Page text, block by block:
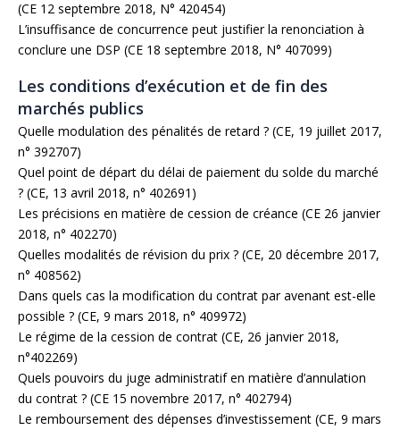
(CE 12 septembre 2018, N° 420454)
L’insuffisance de concurrence peut justifier la renonciation à
conclure une DSP (CE 18 septembre 2018, N° 407099)
Les conditions d’exécution et de fin des
marchés publics
Quelle modulation des pénalités de retard ? (CE, 19 juillet 2017,
n° 392707)
Quel point de départ du délai de paiement du solde du marché
? (CE, 13 avril 2018, n° 402691)
Les précisions en matière de cession de créance (CE 26 janvier
2018, n° 402270)
Quelles modalités de révision du prix ? (CE, 20 décembre 2017,
n° 408562)
Dans quels cas la modification du contrat par avenant est-elle
possible ? (CE, 9 mars 2018, n° 409972)
Le régime de la cession de contrat (CE, 26 janvier 2018,
n°402269)
Quels pouvoirs du juge administratif en matière d’annulation
du contrat ? (CE 15 novembre 2017, n° 402794)
Le remboursement des dépenses d’investissement (CE, 9 mars